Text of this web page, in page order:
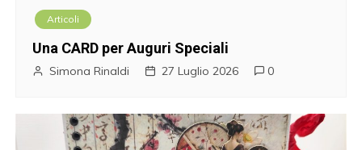
Articoli
Una CARD per Auguri Speciali
Simona Rinaldi 27 Luglio 2026 0